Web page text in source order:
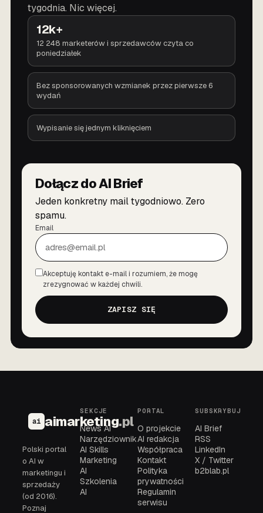
tygodnia. Nic więcej.
12k+
12 248 marketerów i sprzedawców czyta co
poniedziałek
Bez sponsorowanych wzmianek przez pierwsze 6
wydań
Wypisanie się jednym kliknięciem
Dołącz do AI Brief
Jeden konkretny mail tygodniowo. Zero
spamu.
Email
Zgoda
Akceptuję kontakt e-mail i rozumiem, że mogę
zrezygnować w każdej chwili.
ZAPISZ SIĘ
ai aimarketing.pl
Polski portal
o AI w
marketingu i
sprzedaży
(od 2016).
Poznaj
SEKCJE
News AI
Narzędziownik
AI Skills
Marketing
AI
Szkolenia
AI
PORTAL
O projekcie
AI redakcja
Współpraca
Kontakt
Polityka
prywatności
Regulamin
serwisu
SUBSKRYBUJ
AI Brief
RSS
LinkedIn
X / Twitter
b2blab.pl